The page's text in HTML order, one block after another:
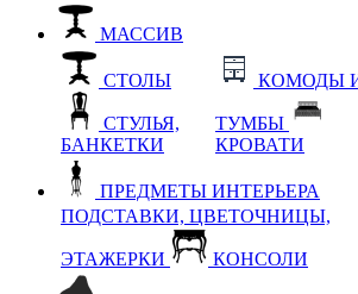
МАССИВ
СТОЛЫ
СТУЛЬЯ,
БАНКЕТКИ
КОМОДЫ
ТУМБЫ
КРОВАТИ
ПРЕДМЕТЫ ИНТЕРЬЕРА
ПОДСТАВКИ, ЦВЕТОЧНИЦЫ,
ЭТАЖЕРКИ КОНСОЛИ